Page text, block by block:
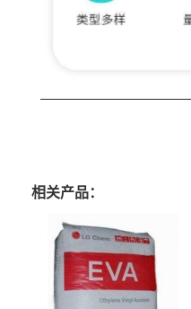
相关产品：